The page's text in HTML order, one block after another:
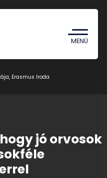
MENÜ
Erasmus Iroda
jó orvosok